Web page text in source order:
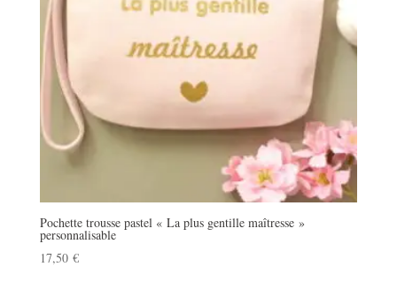
Pochette trousse pastel « La plus gentille maîtresse »
personnalisable
17,50 €